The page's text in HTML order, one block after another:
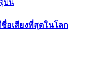
อเสียงที่สุดในโลก